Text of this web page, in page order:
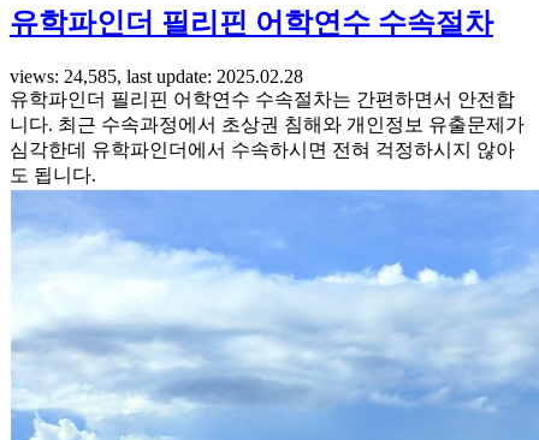
유학파인더 필리핀 어학연수 수속절차
views: 24,585, last update: 2025.02.28
유학파인더 필리핀 어학연수 수속절차는 간편하면서 안전합
니다. 최근 수속과정에서 초상권 침해와 개인정보 유출문제가
심각한데 유학파인더에서 수속하시면 전혀 걱정하시지 않아
도 됩니다.